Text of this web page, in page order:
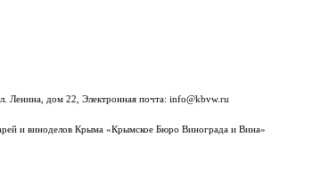
Ленина, дом 22, Электронная почта: info@kbvw.ru
и виноделов Крыма «Крымское Бюро Винограда и Вина»